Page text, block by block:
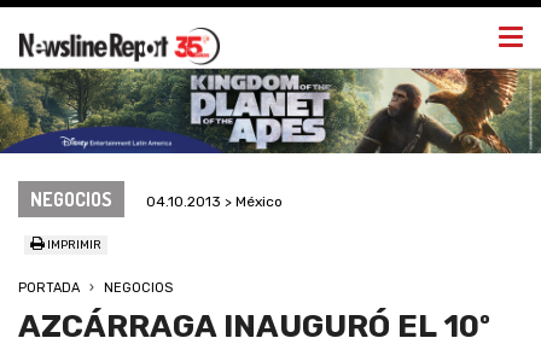
NEGOCIOS 04.10.2013 > México
IMPRIMIR
PORTADA NEGOCIOS
AZCÁRRAGA INAUGURÓ EL 10º